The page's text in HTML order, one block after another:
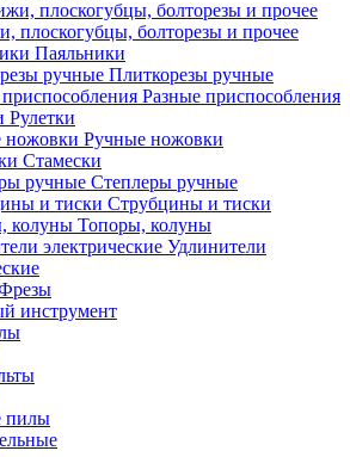
плоскогубцы, болторезы и прочее
Паяльники
Плиткорезы ручные
Разные приспособления
Рулетки
Ручные ножовки
Стамески
Степлеры ручные
Струбцины и тиски
Топоры, колуны
Удлинители
инструмент
пилы